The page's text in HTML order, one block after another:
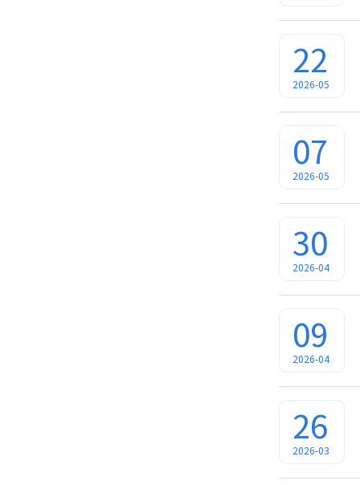
22
2026-05
07
2026-05
30
2026-04
09
2026-04
26
2026-03